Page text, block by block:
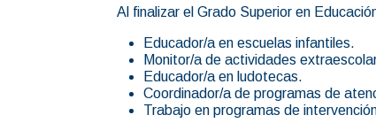
Al finalizar el Grado Superior en
Educador/a en escuelas infantiles.
Monitor/a de actividades
Educador/a en ludotecas.
Coordinador/a de programas de
Trabajo en programas de